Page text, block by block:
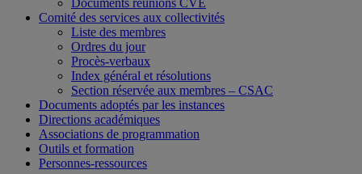
Documents réunions CVE
Comité des services aux collectivités
Liste des membres
Ordres du jour
Procès-verbaux
Index général et résolutions
Section réservée aux membres – CSAC
Documents adoptés par les instances
Directions académiques
Associations de programmation
Outils et formation
Personnes-ressources